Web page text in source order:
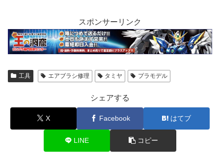
スポンサーリンク
工具 エアブラシ修理 タミヤ プラモデル
シェアする
X Facebook はてブ
LINE コピー